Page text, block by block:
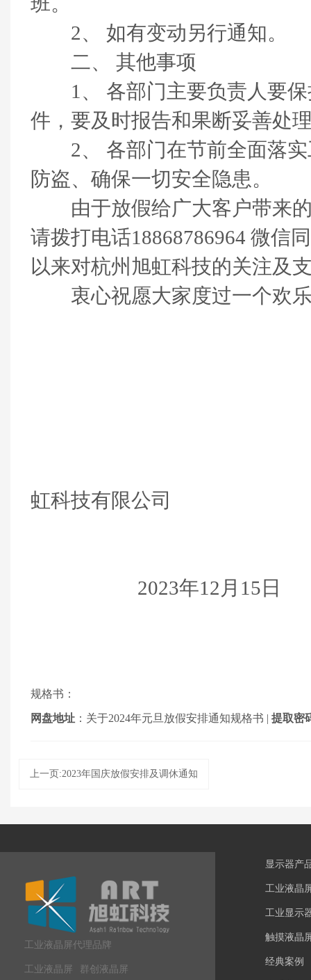
2、 如有变动另行通知。
二、 其他事项
1、 各部门主要负责人要保
件，要及时报告和果断妥善处
2、 各部门在节前全面落实
防盗、确保一切安全隐患。
由于放假给广大客户带来的
请拨打电话18868786964 微信
以来对杭州旭虹科技的关注及
衷心祝愿大家度过一个欢乐
虹科技有限公司
2023年12月15日
规格书：
网盘地址 ： 关于2024年元旦放假安排通知规格书 |提取密
上一页:2023年国庆放假安排及调休通知
工业液晶屏代理品牌
工业液晶屏 群创液晶屏
显示器产
工业液晶
工业显示
触摸液晶
经典案例